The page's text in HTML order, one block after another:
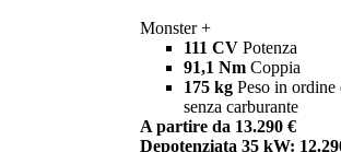
Monster +
111 CV Potenza
91,1 Nm Coppia
175 kg Peso in ordine
senza carburante
A partire da 13.290 €
Depotenziata 35 kW: